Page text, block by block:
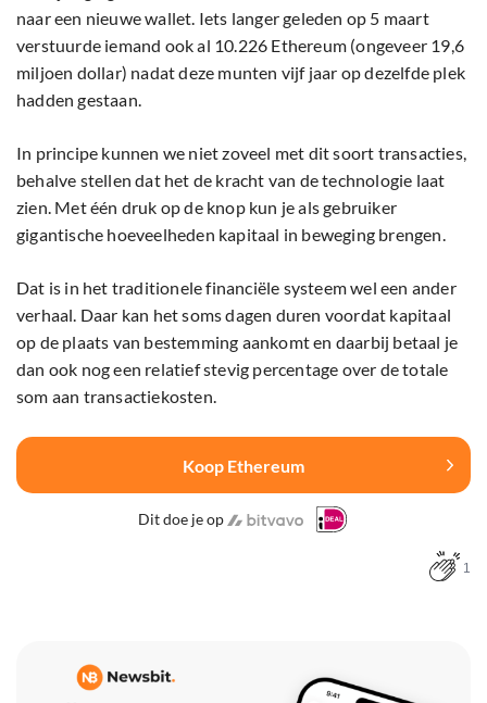
naar een nieuwe wallet. Iets langer geleden op 5 maart
verstuurde iemand ook al 10.226 Ethereum (ongeveer 19,6
miljoen dollar) nadat deze munten vijf jaar op dezelfde plek
hadden gestaan.
In principe kunnen we niet zoveel met dit soort transacties,
behalve stellen dat het de kracht van de technologie laat
zien. Met één druk op de knop kun je als gebruiker
gigantische hoeveelheden kapitaal in beweging brengen.
Dat is in het traditionele financiële systeem wel een ander
verhaal. Daar kan het soms dagen duren voordat kapitaal
op de plaats van bestemming aankomt en daarbij betaal je
dan ook nog een relatief stevig percentage over de totale
som aan transactiekosten.
Koop Ethereum
Dit doe je op
1